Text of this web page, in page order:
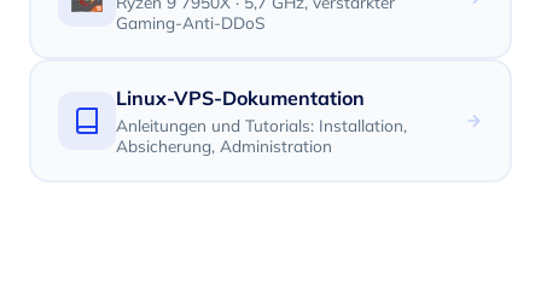
Gaming-Anti-DDoS
Linux-VPS-Dokumentation
Anleitungen und Tutorials: Installation,
Absicherung, Administration